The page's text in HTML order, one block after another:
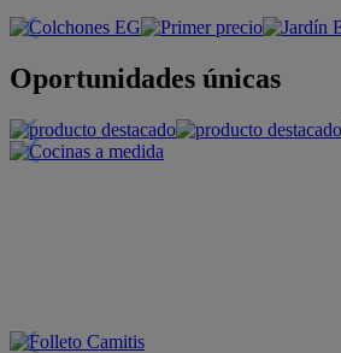
Oportunidades únicas